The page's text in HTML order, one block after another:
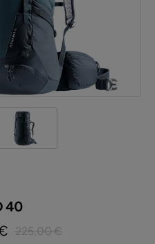
40
225,00 €